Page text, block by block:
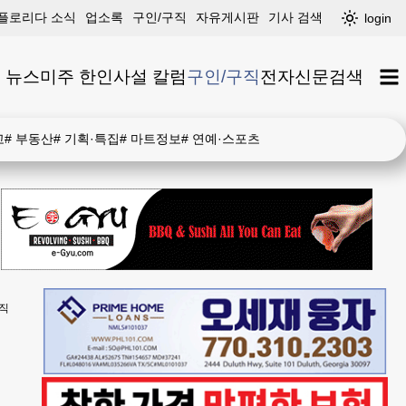
로리다 소식 업소록 구인/구직 자유게시판 기사 검색 login
뉴스미주 한인사설 칼럼구인/구직전자신문검색
# 부동산# 기획·특집# 마트정보# 연예·스포츠